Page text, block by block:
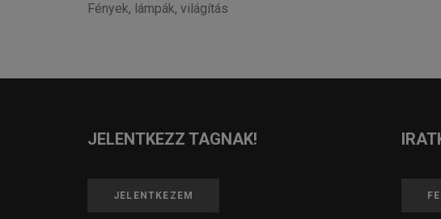
Fények, lámpák, világítás
JELENTKEZZ TAGNAK!
JELENTKEZEM